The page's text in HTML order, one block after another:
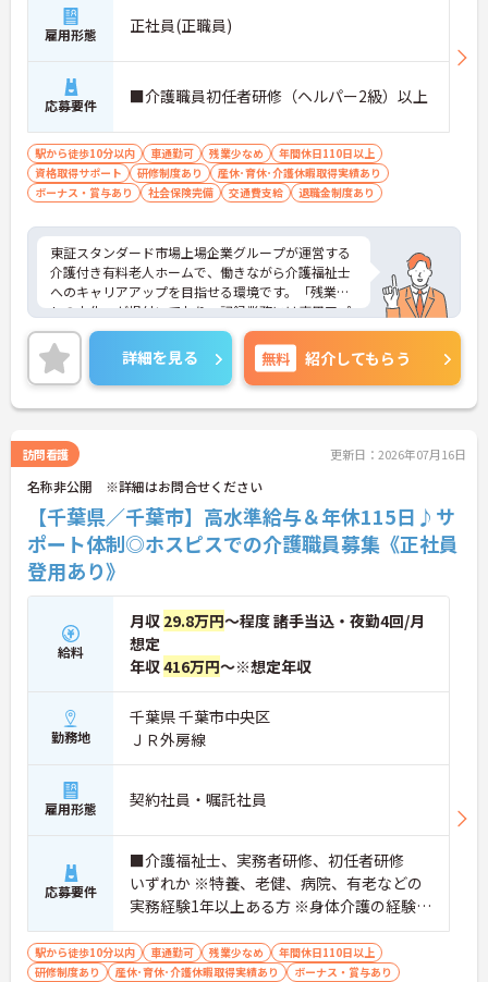
雇用形態 正社員(正職員)
応募要件 ■介護職員初任者研修（ヘルパー2級）以上
駅から徒歩10分以内 車通勤可 残業少なめ
年間休日110日以上
資格取得サポート
研修制度あり
産休･育休･介護休暇取得実績あり
ボーナス・賞与あり
社会保険完備 交通費支給 退職金制度あり
東証スタンダード市場上場企業グループが運営する
介護付き有料老人ホームで、働きながら介護福祉士
へのキャリアアップを目指せる環境です。「残業な
しの文化」が根付いており、記録業務には専用アプ
リを導入して効率化を図っているほか、調理業務も
ないためケアに集中できます。月給は資格手当等を
含み、半期ごとの明確な評価制度により着実な昇給
が目指せます。お子様の進学に合わせて最大130万
円が支給されるライフイベント手当や65歳定年制な
魅力です。1食350円で利用できる食事補助など、働
きやすさを支える環境が整っています。
★おすすめPOINT★
【上場企業グループの安定した待遇と評価】
・明確な評価制度により最大年1万円の昇給が可能
です
・お子様の成長を応援するライフイベント手当があ
【徹底した業務効率化で働きやすい環境】
・記録や勤怠管理に専用アプリを導入し効率化を図
りません
・「残業なしの文化」があり定時での退社がしやす
い環境です
【充実の福利厚生】
・更衣室を完備したモダンできれいな職場です
・1食350円で美味しい食事が食べられる補助があり
・毎月の希望休提出で連休取得の相談も可能です
詳細を見る 無料 紹介してもらう
訪問看護 更新日：2026年07月16日
名称非公開 ※詳細はお問合せください
【千葉県／千葉市】高水準給与＆年休115日♪サ
ポート体制◎ホスピスでの介護職員募集《正社員
登用あり》
給料
月収 29.8万円～程度 諸手当込・夜勤4回/月
想定
年収416万円～※想定年収
勤務地
千葉県 千葉市中央区
ＪＲ外房線
雇用形態 契約社員・嘱託社員
応募要件
■介護福祉士、実務者研修、初任者研修
いずれか ※特養、老健、病院、有老などの
実務経験1年以上ある方 ※身体介護の経験年
以上ある方、機械浴の使用の経験のある方
歓迎
駅から徒歩10分以内 車通勤可 残業少なめ
年間休日110日以上
研修制度あり
産休･育休･介護休暇取得実績あり
ボーナス・賞与あり